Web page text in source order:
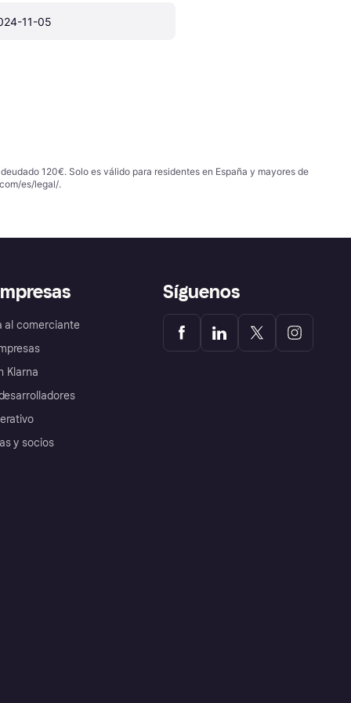
11-05
120€. Solo es válido para residentes en España y mayores de
es/legal/.
al comerciante
Klarna
y socios
Síguenos